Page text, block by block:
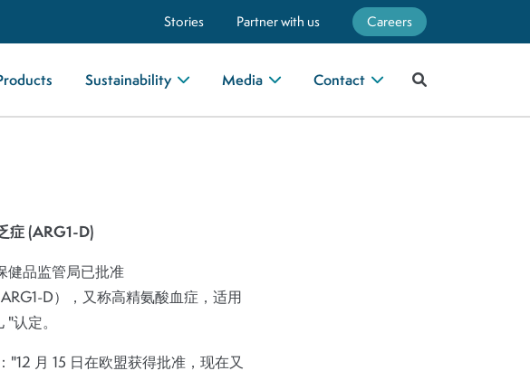
Stories Partner with us Careers
Sustainability Media Contact
症 (ARG1-D)
健品监管局已批准
D），又称高精氨酸血症，适用
认定。
月 15 日在欧盟获得批准，现在又